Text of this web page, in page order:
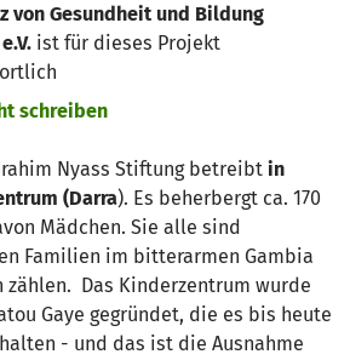
von Gesundheit und Bildung
ist für dieses Projekt
schreiben
Nyass Stiftung betreibt in
(Darra). Es beherbergt ca. 170
Mädchen. Sie alle sind
Familien im bitterarmen Gambia
zählen. Das Kinderzentrum wurde
Gaye gegründet, die es bis heute
- und das ist die Ausnahme